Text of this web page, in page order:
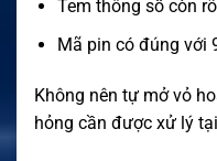
Tem thông số còn
Mã pin có đúng với
Không nên tự mở vỏ
hỏng cần được xử lý